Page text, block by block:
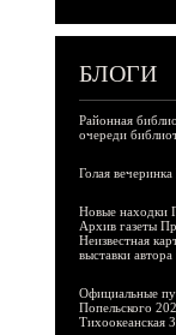
БЛОГИ
Районная
очереди
Голая
Новые находки
Архив газеты
Неизвестная
выставки
Официальные
Попельского
Тихоокеанская